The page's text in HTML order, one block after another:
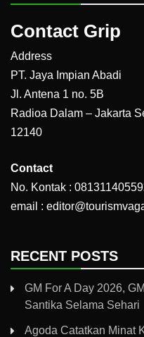
Contact Grip
Address
PT. Jaya Impian Abadi
Jl. Antena 1 no. 5B
Radioa Dalam – Jakarta
12140
Contact
No. Kontak :
email :
RECENT POSTS
GM For A Day 2026,
Santika Selama Sehari
Agoda Catatkan Minat